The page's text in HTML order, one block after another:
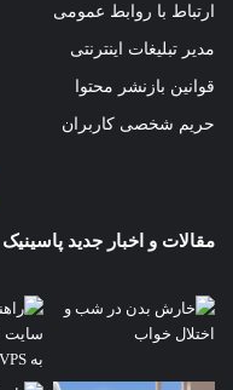
ارتباط با روابط عمومی
مدیر تبلیغات اینترنتی
قوانین بازنشر محتوا
حریم شخصی کاربران
مقالات و اخبار جدید پاسینیک